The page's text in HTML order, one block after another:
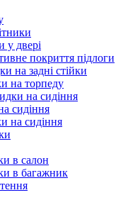
у двері
покриття підлоги
на задні стійки
на торпеду
на сидіння
сидіння
на сидіння
в салон
в багажник